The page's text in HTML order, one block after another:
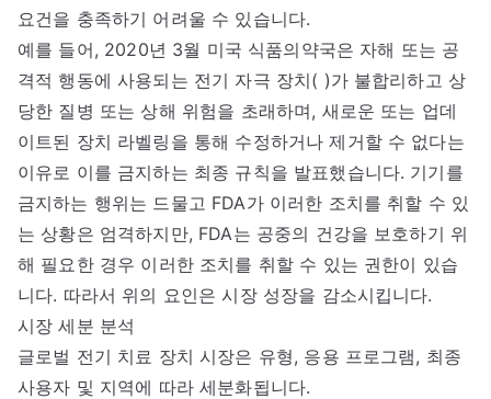
요건을 충족하기 어려울 수 있습니다.
예를 들어, 2020년 3월 미국 식품의약국은 자해 또는 공
격적 행동에 사용되는 전기 자극 장치( )가 불합리하고 상
당한 질병 또는 상해 위험을 초래하며, 새로운 또는 업데
이트된 장치 라벨링을 통해 수정하거나 제거할 수 없다는
이유로 이를 금지하는 최종 규칙을 발표했습니다. 기기를
금지하는 행위는 드물고 FDA가 이러한 조치를 취할 수 있
는 상황은 엄격하지만, FDA는 공중의 건강을 보호하기 위
해 필요한 경우 이러한 조치를 취할 수 있는 권한이 있습
니다. 따라서 위의 요인은 시장 성장을 감소시킵니다.
시장 세분 분석
글로벌 전기 치료 장치 시장은 유형, 응용 프로그램, 최종
사용자 및 지역에 따라 세분화됩니다.